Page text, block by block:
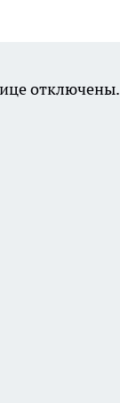
отключены.